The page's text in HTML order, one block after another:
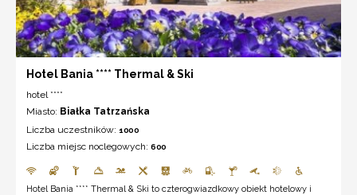
Hotel Bania **** Thermal & Ski
hotel ****
Miasto: Białka Tatrzańska
Liczba uczestników: 1000
Liczba miejsc noclegowych: 600
Hotel Bania **** Thermal & Ski to czterogwiazdkowy obiekt hotelowy i